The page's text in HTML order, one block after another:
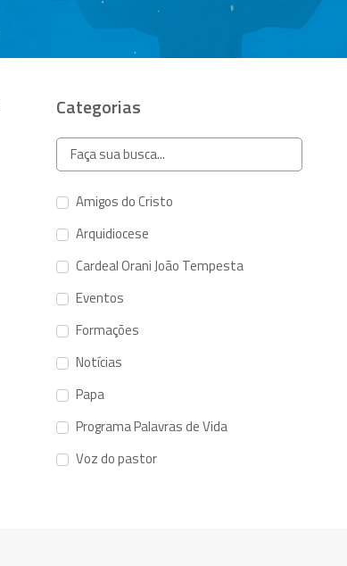
Categorias
Amigos do Cristo
Arquidiocese
Cardeal Orani João Tempesta
Eventos
Formações
Notícias
Papa
Programa Palavras de Vida
Voz do pastor